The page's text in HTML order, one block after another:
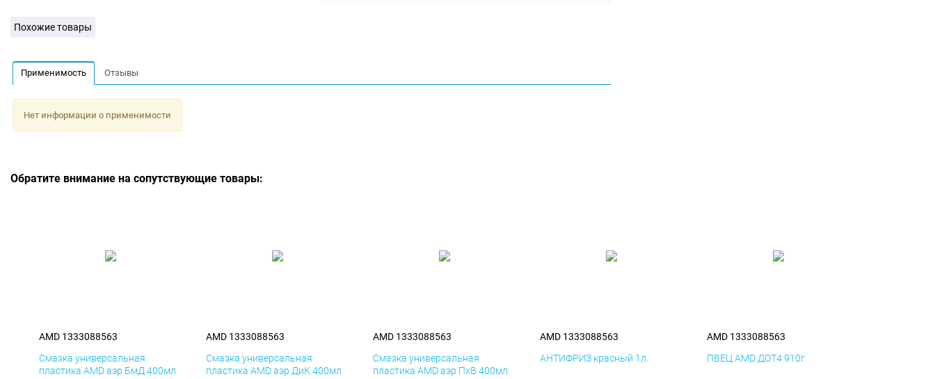
Похожие товары
Применимость Отзывы
Нет информации о применимости
Обратите внимание на сопутствующие товары:
AMD 1333088563
Смазка универсальная
пластика AMD аэр БмД 400мл
AMD 1333088563
Смазка универсальная
пластика AMD аэр ДиК 400мл
AMD 1333088563
Смазка универсальная
пластика AMD аэр ПхВ 400мл
AMD 1333088563
АНТИФРИЗ красный 1л.
AMD 1333088563
ПВЕЦ AMD ДОТ4 910г